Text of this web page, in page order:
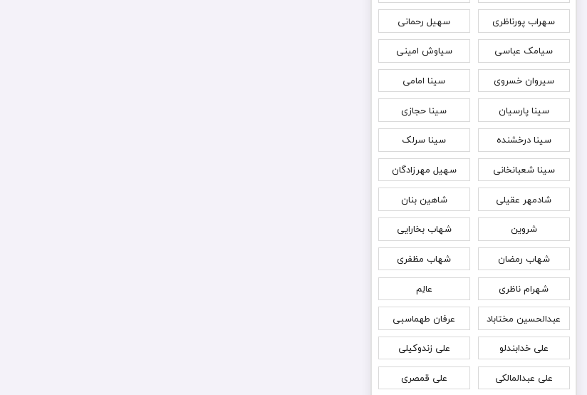
سهراب پورناظری
سهیل رحمانی
سیامک عباسی
سیاوش امینی
سیروان خسروی
سینا امامی
سینا پارسیان
سینا حجازی
سینا درخشنده
سینا سرلک
سینا شعبانخانی
سهیل مهرزادگان
شادمهر عقیلی
شاهین بنان
شروین
شهاب بخارایی
شهاب رمضان
شهاب مظفری
شهرام ناظری
عالِم
عبدالحسین مختاباد
عرفان طهماسبی
علی خدابندلو
علی زندوکیلی
علی عبدالمالکی
علی قمصری